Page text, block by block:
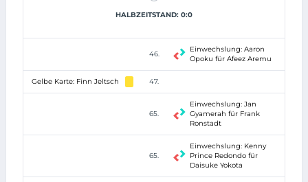
HALBZEITSTAND: 0:0
46.
Einwechslung: Aaron
Opoku für Afeez Aremu
Gelbe Karte: Finn Jeltsch 47.
65.
Einwechslung: Jan
Gyamerah für Frank
Ronstadt
65.
Einwechslung: Kenny
Prince Redondo für
Daisuke Yokota